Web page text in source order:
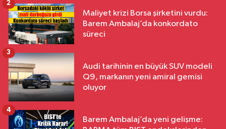
Maliyet krizi Borsa şirketini vurdu:
Barem Ambalaj’da konkordato
süreci
2
Audi tarihinin en büyük SUV modeli
Q9, markanın yeni amiral gemisi
oluyor
3
Barem Ambalaj’da yeni gelişme:
4